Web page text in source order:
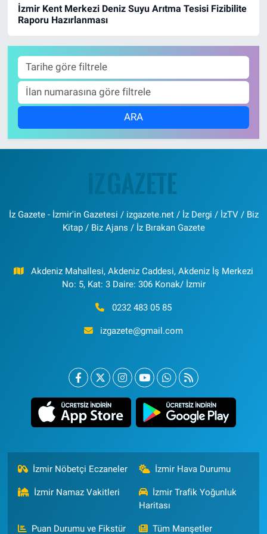
İzmir Kent Merkezi Deniz Suyu Arıtma Tesisi Fizibilite
Raporu Hazırlanması
ARA
İz Gazete - İzmir'in Gazetesi / izgazete.net / İz Dergi / İzTV / Biz
Kitap / Biz Ajans / İz Bırakan Gazete
Akdeniz Mahallesi, Akdeniz Caddesi, Akdeniz İş Merkezi
No: 5, Kat: 3 Daire: 306 Konak/ İzmir
0232 483 05 85
izgazete@gmail.com
İzmir Nöbetçi Eczaneler İzmir Hava Durumu
İzmir Namaz Vakitleri
İzmir Trafik Yoğunluk
Haritası
Puan Durumu ve Fikstür Tüm Manşetler
Resmi İlanlar
YAŞAM